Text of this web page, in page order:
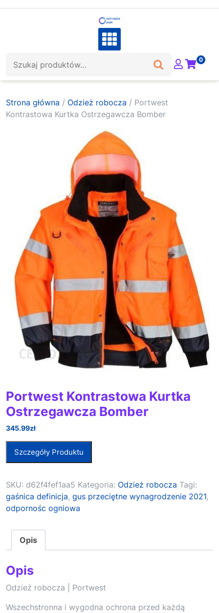
0
Strona główna / Odzież robocza / Portwest
Kontrastowa Kurtka Ostrzegawcza Bomber
Portwest Kontrastowa Kurtka
Ostrzegawcza Bomber
345.99zł
Szczegóły Produktu
SKU: d62f4fef1aa5 Kategoria: Odzież robocza Tagi:
gaśnica definicja, gus przeciętne wynagrodzenie 2021,
odpornośc ogniowa
Opis
Opis
Odzież robocza | Portwest
Wszechstronna i wygodna ochrona przed każdą